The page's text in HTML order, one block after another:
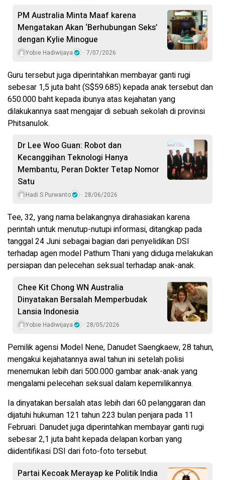
PM Australia Minta Maaf karena
Mengatakan Akan ‘Berhubungan Seks’
dengan Kylie Minogue
Yobie Hadiwijaya 7/07/2026
Guru tersebut juga diperintahkan membayar ganti rugi
sebesar 1,5 juta baht (S$59.685) kepada anak tersebut dan
650.000 baht kepada ibunya atas kejahatan yang
dilakukannya saat mengajar di sebuah sekolah di provinsi
Phitsanulok.
Dr Lee Woo Guan: Robot dan
Kecanggihan Teknologi Hanya
Membantu, Peran Dokter Tetap Nomor
Satu
Hadi S Purwanto 28/06/2026
Tee, 32, yang nama belakangnya dirahasiakan karena
perintah untuk menutup-nutupi informasi, ditangkap pada
tanggal 24 Juni sebagai bagian dari penyelidikan DSI
terhadap agen model Pathum Thani yang diduga melakukan
persiapan dan pelecehan seksual terhadap anak-anak.
Chee Kit Chong WN Australia
Dinyatakan Bersalah Memperbudak
Lansia Indonesia
Yobie Hadiwijaya 28/05/2026
Pemilik agensi Model Nene, Danudet Saengkaew, 28 tahun,
mengakui kejahatannya awal tahun ini setelah polisi
menemukan lebih dari 500.000 gambar anak-anak yang
mengalami pelecehan seksual dalam kepemilikannya.
Ia dinyatakan bersalah atas lebih dari 60 pelanggaran dan
dijatuhi hukuman 121 tahun 223 bulan penjara pada 11
Februari. Danudet juga diperintahkan membayar ganti rugi
sebesar 2,1 juta baht kepada delapan korban yang
diidentifikasi DSI dari foto-foto tersebut.
Partai Kecoak Merayap ke Politik India